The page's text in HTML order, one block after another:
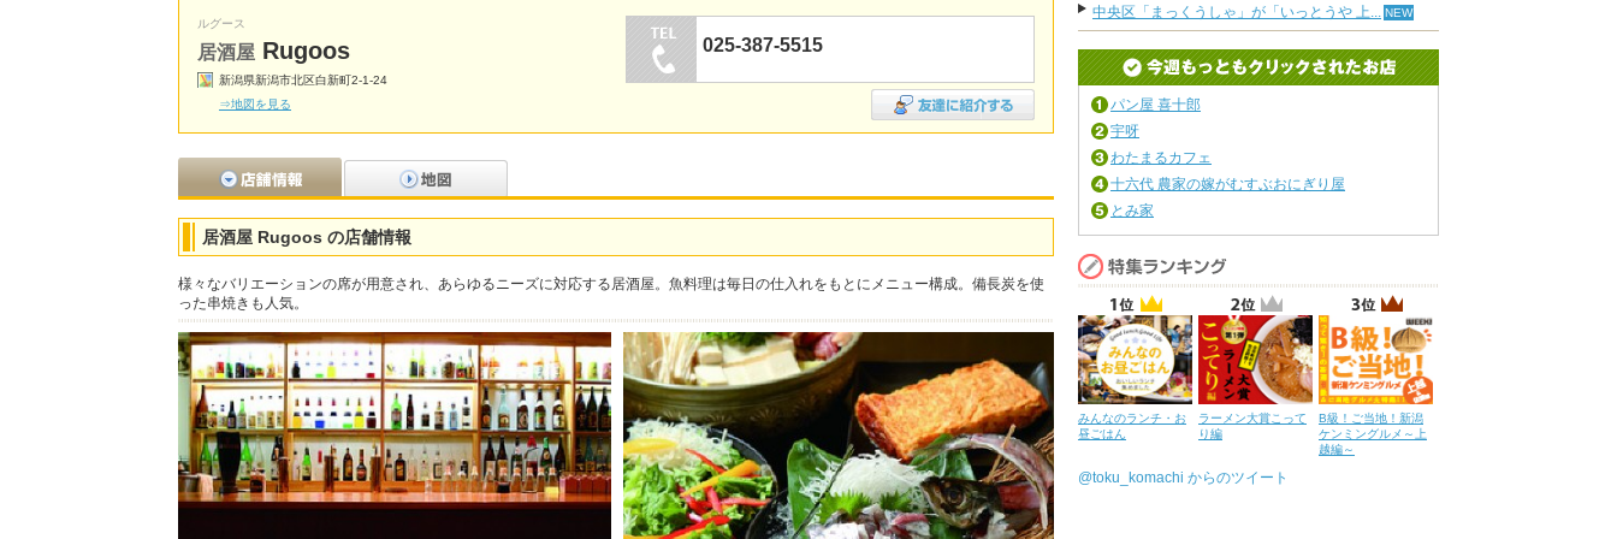
ルグース
居酒屋 Rugoos
新潟県新潟市北区白新町2-1-24
⇒地図を見る
025-387-5515
居酒屋 Rugoos の店舗情報
様々なバリエーションの席が用意され、あらゆるニーズに対応する居酒屋。魚料理は毎日の仕入れをもとにメニュー構成。備長炭を使
った串焼きも人気。
中央区「まっくうしゃ」が「いっとうや 上...
パン屋 喜十郎
宇呀
わたまるカフェ
十六代 農家の嫁がむすぶおにぎり屋
とみ家
みんなのランチ・お
昼ごはん
ラーメン大賞こって
り編
B級！ご当地！新潟
ケンミングルメ～上
越編～
@toku_komachi からのツイート